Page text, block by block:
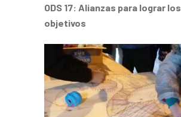
ODS 17: Alianzas para lograr los
objetivos